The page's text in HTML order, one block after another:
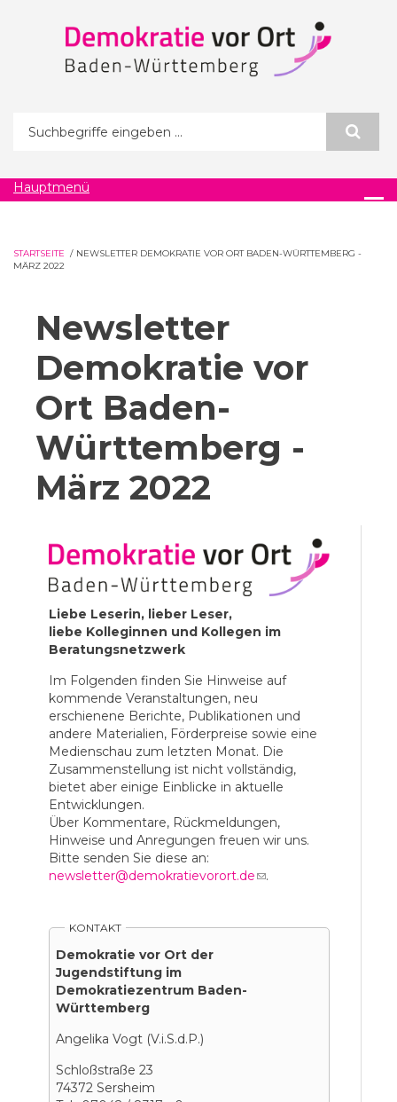
Suchformular
Hauptmenü
STARTSEITE / NEWSLETTER DEMOKRATIE VOR ORT BADEN-WÜRTTEMBERG -
MÄRZ 2022
Newsletter
Demokratie vor
Ort Baden-
Württemberg -
März 2022
Liebe Leserin, lieber Leser,
liebe Kolleginnen und Kollegen im
Beratungsnetzwerk
Im Folgenden finden Sie Hinweise auf
kommende Veranstaltungen, neu
erschienene Berichte, Publikationen und
andere Materialien, Förderpreise sowie eine
Medienschau zum letzten Monat. Die
Zusammenstellung ist nicht vollständig,
bietet aber einige Einblicke in aktuelle
Entwicklungen.
Über Kommentare, Rückmeldungen,
Hinweise und Anregungen freuen wir uns.
Bitte senden Sie diese an:
newsletter@demokratievorort.de(link sends e-
.
KONTAKT
Demokratie vor Ort der
Jugendstiftung im
Demokratiezentrum Baden-
Württemberg
Angelika Vogt (V.i.S.d.P.)
Schloßstraße 23
74372 Sersheim